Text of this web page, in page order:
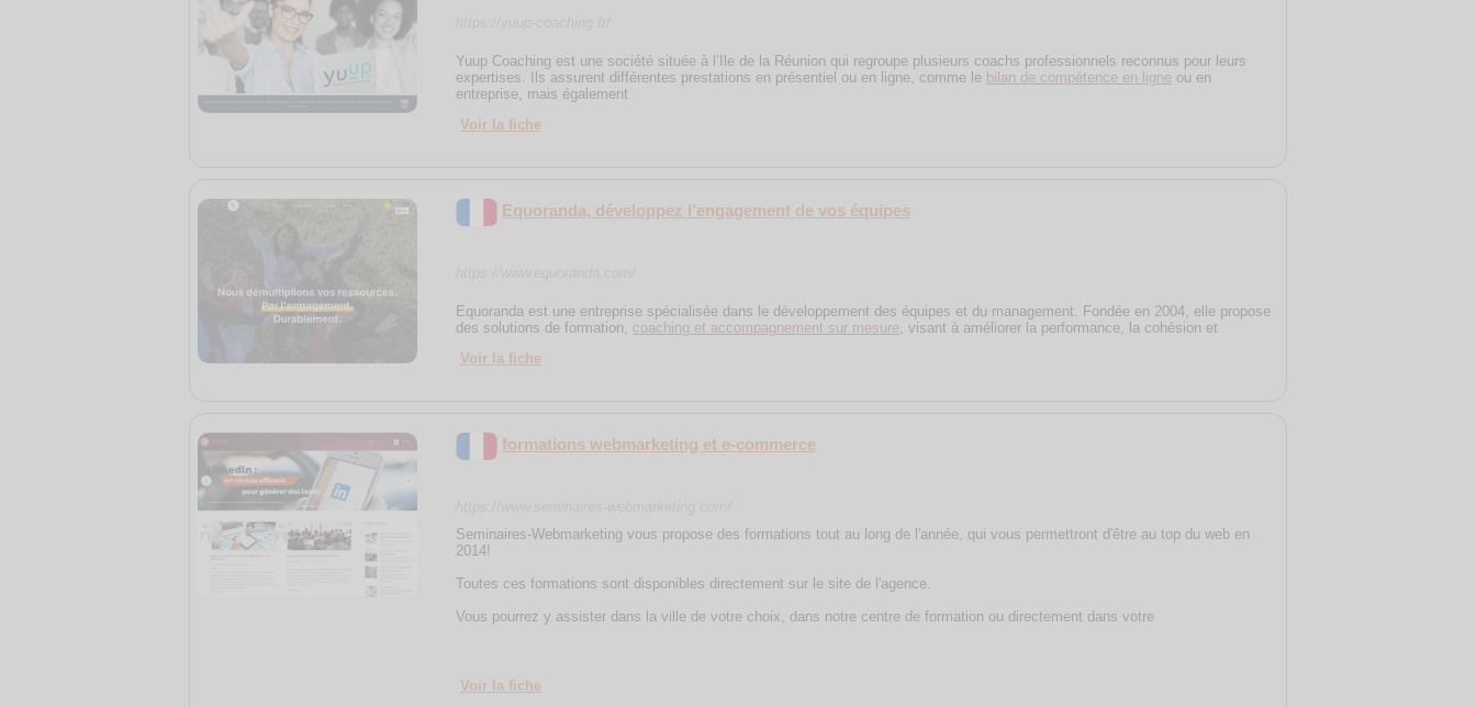
Yuup Coaching est une société située à l’Ile de la Réunion qui regroupe plusieurs coachs professionnels reconnus pour leurs
expertises. Ils assurent différentes prestations en présentiel ou en ligne, comme le bilan de compétence en ligne ou en
entreprise, mais également
Voir la fiche
Equoranda, développez l’engagement de vos équipes
Equoranda est une entreprise spécialisée dans le développement des équipes et du management. Fondée en 2004, elle propose
des solutions de formation, coaching et accompagnement sur mesure, visant à améliorer la performance, la cohésion et
Voir la fiche
formations webmarketing et e-commerce
Seminaires-Webmarketing vous propose des formations tout au long de l'année, qui vous permettront d'être au top du web en
2014!
Toutes ces formations sont disponibles directement sur le site de l'agence.
Vous pourrez y assister dans la ville de votre choix, dans notre centre de formation ou directement dans votre
Voir la fiche